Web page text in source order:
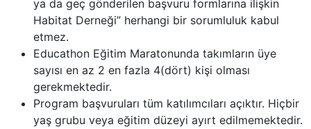
ya da geç gönderilen başvuru formlarına ilişkin
Habitat Derneği” herhangi bir sorumluluk kabul
etmez.
Educathon Eğitim Maratonunda takımların üye
sayısı en az 2 en fazla 4(dört) kişi olması
gerekmektedir.
Program başvuruları tüm katılımcıları açıktır. Hiçbir
yaş grubu veya eğitim düzeyi ayırt edilmemektedir.